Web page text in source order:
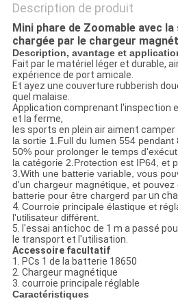
DE
CONFIDENTIALITÉ
Description de produit
Mini phare de Zoomable avec
chargée par le chargeur
Description, avantage et
Fait par le matériel léger et durable,
expérience de port amicale.
Et ayez une couverture rubberish
quel malaise.
Application comprenant l'inspection
et la ferme,
les sports en plein air aiment
la sortie 1.Full du lumen 554
50% pour prolonger le temps
la catégorie 2.Protection est IP64, et
3.With une batterie variable, vous
d'un chargeur magnétique, et
batterie pour être chargerd parun
4. Courroie principale élastique et
l'utilisateur différent.
5. l'essai antichoc de 1 m a passé
le transport et l'utilisation.
Accessoire facultatif
1. PCs 1 de la batterie 18650
2. Chargeur magnétique
3. courroie principale réglable
Caractéristiques